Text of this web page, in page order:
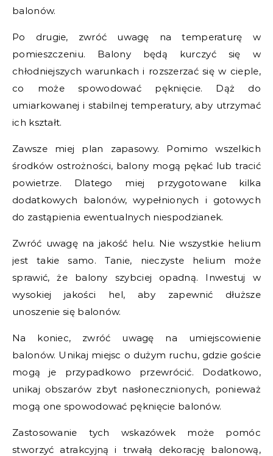
balonów.
Po drugie, zwróć uwagę na temperaturę w
pomieszczeniu. Balony będą kurczyć się w
chłodniejszych warunkach i rozszerzać się w cieple,
co może spowodować pęknięcie. Dąż do
umiarkowanej i stabilnej temperatury, aby utrzymać
ich kształt.
Zawsze miej plan zapasowy. Pomimo wszelkich
środków ostrożności, balony mogą pękać lub tracić
powietrze. Dlatego miej przygotowane kilka
dodatkowych balonów, wypełnionych i gotowych
do zastąpienia ewentualnych niespodzianek.
Zwróć uwagę na jakość helu. Nie wszystkie helium
jest takie samo. Tanie, nieczyste helium może
sprawić, że balony szybciej opadną. Inwestuj w
wysokiej jakości hel, aby zapewnić dłuższe
unoszenie się balonów.
Na koniec, zwróć uwagę na umiejscowienie
balonów. Unikaj miejsc o dużym ruchu, gdzie goście
mogą je przypadkowo przewrócić. Dodatkowo,
unikaj obszarów zbyt nasłonecznionych, ponieważ
mogą one spowodować pęknięcie balonów.
Zastosowanie tych wskazówek może pomóc
stworzyć atrakcyjną i trwałą dekorację balonową,